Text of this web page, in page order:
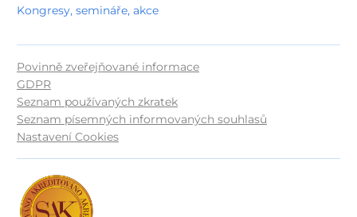
Kongresy, semináře, akce
Povinně zveřejňované informace
GDPR
Seznam používaných zkratek
Seznam písemných informovaných souhlasů
Nastavení Cookies